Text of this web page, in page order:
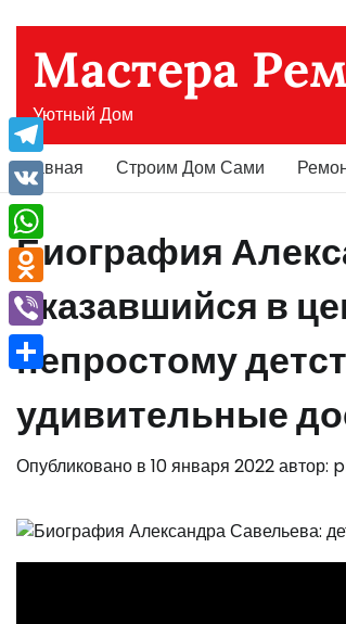
содержимому
Мастера
Уютный Дом
Главная Строим Дом Сами
Биография
оказавшийся в
непростому
удивительные
Опубликовано в 10 января 2022автор:
Telegram
VK
WhatsApp
Odnoklassniki
Viber
Отправить